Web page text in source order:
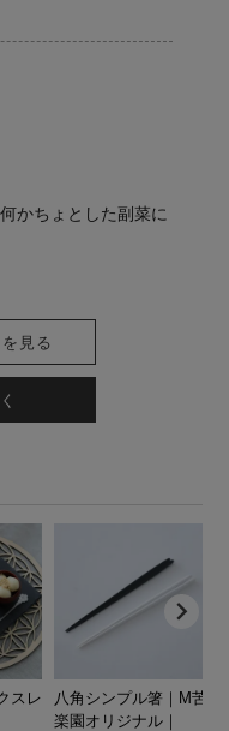
かちょとした副菜に
見る
スレ
八角シンプル箸｜M苦
楽園オリジナル｜